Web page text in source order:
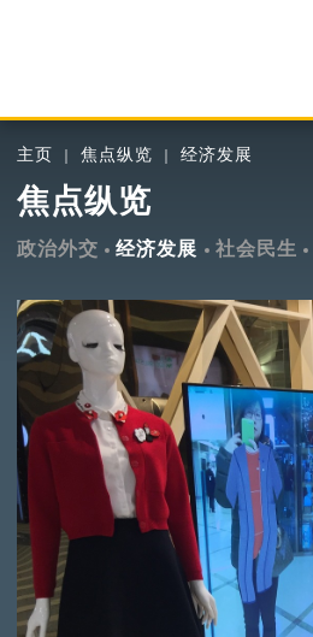
主页 焦点纵览 经济发展
焦点纵览
政治外交 经济发展 社会民生